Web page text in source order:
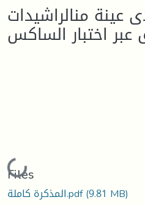
عينة منالراشيدات
عبر اختبار الساكس
Loading...
Files
المذكرة كاملة.pdf(9.81 MB)